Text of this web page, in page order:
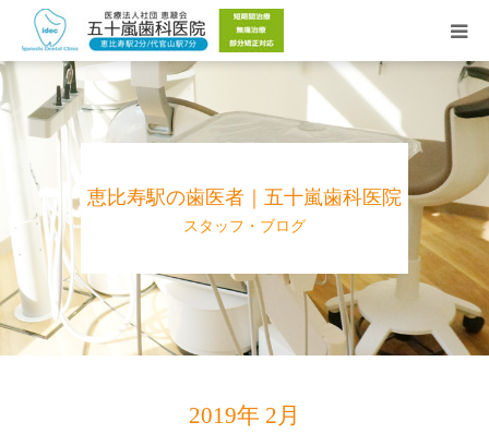
恵比寿駅の歯医者｜五十嵐歯科医院
スタッフ・ブログ
2019年 2月
Web予約
医院紹介
診療時間／アクセス
診療メニュー